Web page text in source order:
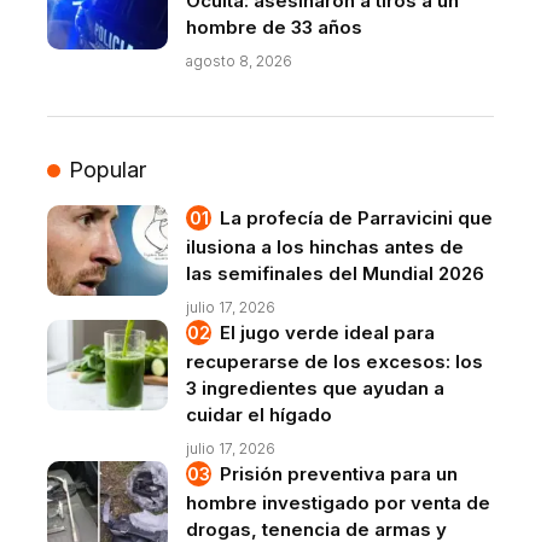
hombre de 33 años
agosto 8, 2026
Popular
La profecía de Parravicini que
ilusiona a los hinchas antes de
las semifinales del Mundial 2026
julio 17, 2026
El jugo verde ideal para
recuperarse de los excesos: los
3 ingredientes que ayudan a
cuidar el hígado
julio 17, 2026
Prisión preventiva para un
hombre investigado por venta de
drogas, tenencia de armas y